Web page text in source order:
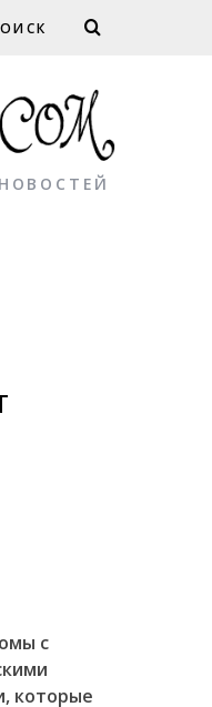
с
которые